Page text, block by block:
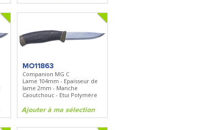
MO11863
Companion MG C
Lame 104mm - Epaisseur de
lame 2mm - Manche
Caoutchouc - Etui Polymère
Ajouter à ma sélection